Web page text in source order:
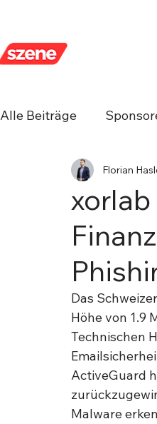
Alle Beiträge
Unternehmergeist
Florian
Das
Höhe von 1.9
Technischen
ActiveGuard
Malware